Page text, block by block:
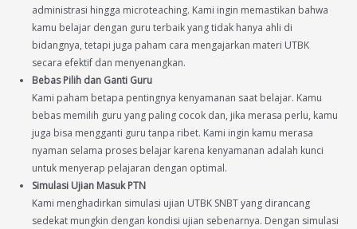
administrasi hingga microteaching. Kami ingin memastikan bahwa
kamu belajar dengan guru terbaik yang tidak hanya ahli di
bidangnya, tetapi juga paham cara mengajarkan materi UTBK
secara efektif dan menyenangkan.
Bebas Pilih dan Ganti Guru
Kami paham betapa pentingnya kenyamanan saat belajar. Kamu
bebas memilih guru yang paling cocok dan, jika merasa perlu, kamu
juga bisa mengganti guru tanpa ribet. Kami ingin kamu merasa
nyaman selama proses belajar karena kenyamanan adalah kunci
untuk menyerap pelajaran dengan optimal.
Simulasi Ujian Masuk PTN
Kami menghadirkan simulasi ujian UTBK SNBT yang dirancang
sedekat mungkin dengan kondisi ujian sebenarnya. Dengan simulasi